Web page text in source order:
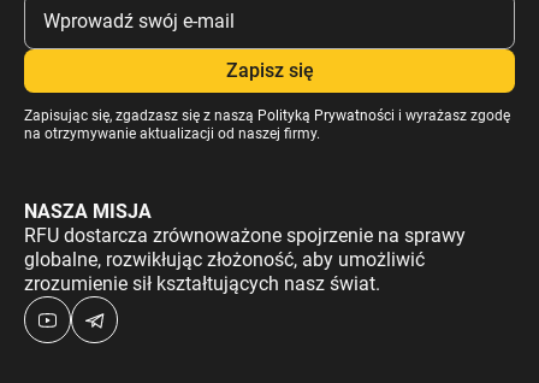
Zapisując się, zgadzasz się z naszą Polityką Prywatności i wyrażasz zgodę
na otrzymywanie aktualizacji od naszej firmy.
NASZA MISJA
RFU dostarcza zrównoważone spojrzenie na sprawy
globalne, rozwikłując złożoność, aby umożliwić
zrozumienie sił kształtujących nasz świat.